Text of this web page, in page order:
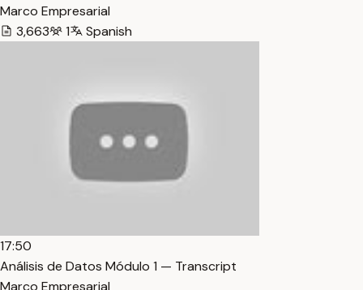
Marco Empresarial
3,663
1 Spanish
17:50
Análisis de Datos Módulo 1 — Transcript
Marco Empresarial